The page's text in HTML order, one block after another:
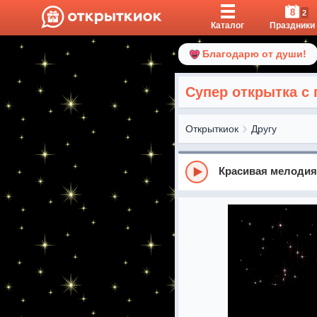
Каталог
8 2
Праздники
Благодарю от души!
Супер открытка
Открыткиок Другу
Красивая мелодия